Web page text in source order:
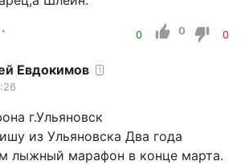
0 0 0
Евдокимов 1
г.Ульяновск
из Ульяновска Два года
лыжный марафон в конце марта.